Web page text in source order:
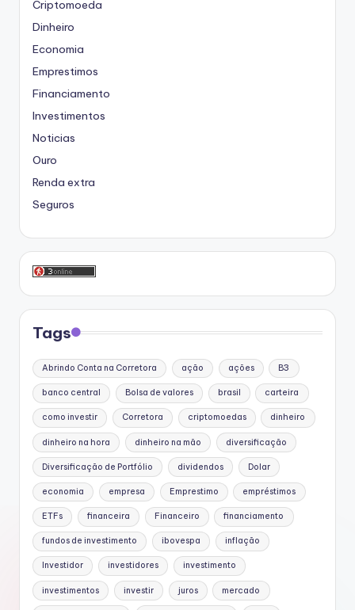
Criptomoeda
Dinheiro
Economia
Emprestimos
Financiamento
Investimentos
Noticias
Ouro
Renda extra
Seguros
Tags
Abrindo Conta na Corretora ação ações B3
banco central Bolsa de valores brasil carteira
como investir Corretora criptomoedas dinheiro
dinheiro na hora dinheiro na mão diversificação
Diversificação de Portfólio dividendos Dolar
economia empresa Emprestimo empréstimos
ETFs financeira Financeiro financiamento
fundos de investimento ibovespa inflação
Investidor investidores investimento
investimentos investir juros mercado